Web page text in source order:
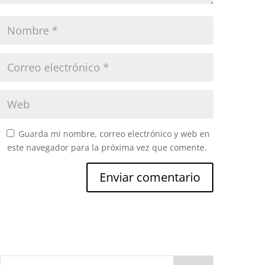
Guarda mi nombre, correo electrónico y web en
este navegador para la próxima vez que comente.